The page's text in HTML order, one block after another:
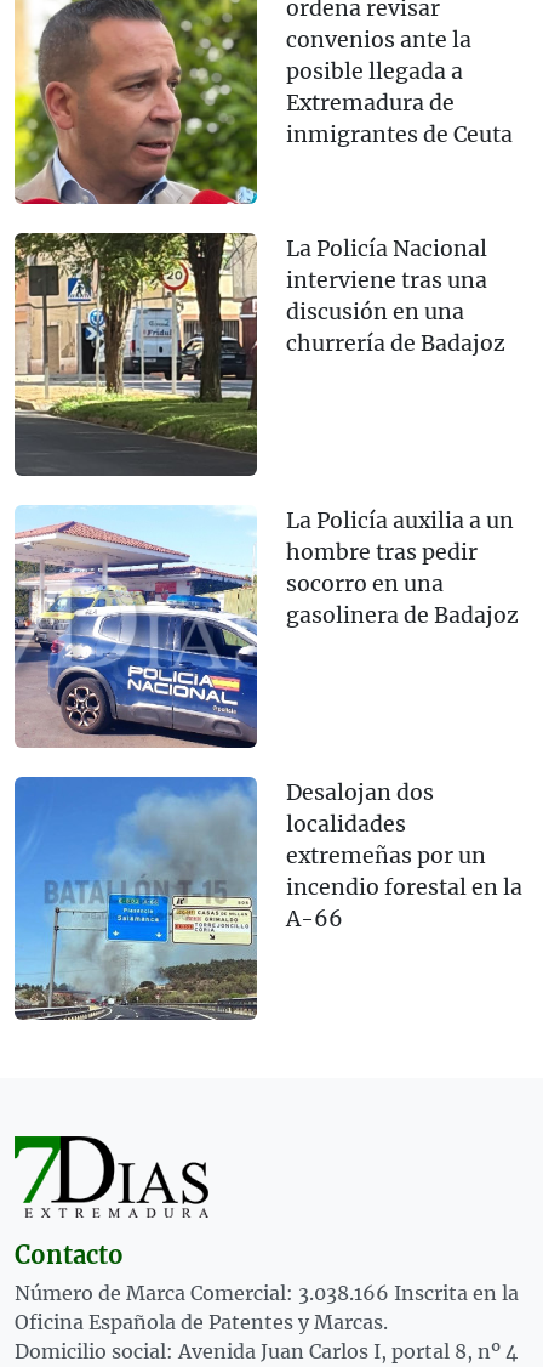
ordena revisar
convenios ante la
posible llegada a
Extremadura de
inmigrantes de Ceuta
La Policía Nacional
interviene tras una
discusión en una
churrería de Badajoz
La Policía auxilia a un
hombre tras pedir
socorro en una
gasolinera de Badajoz
Desalojan dos
localidades
extremeñas por un
incendio forestal en la
A-66
Contacto
Número de Marca Comercial: 3.038.166 Inscrita en la
Oficina Española de Patentes y Marcas.
Domicilio social: Avenida Juan Carlos I, portal 8, nº 4